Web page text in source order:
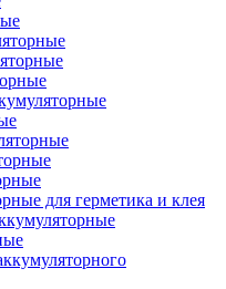
для герметика и клея